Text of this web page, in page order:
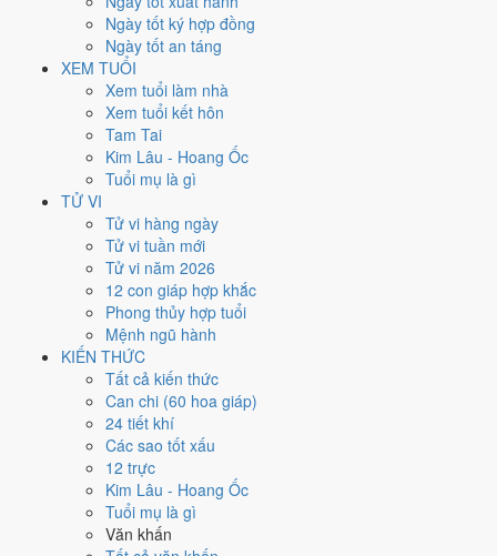
Ngày tốt ký hợp đồng
Ngày tốt an táng
XEM TUỔI
Xem tuổi làm nhà
Xem tuổi kết hôn
Tam Tai
Kim Lâu - Hoang Ốc
Tuổi mụ là gì
TỬ VI
Tử vi hàng ngày
Tử vi tuần mới
Tử vi năm 2026
12 con giáp hợp khắc
Phong thủy hợp tuổi
Mệnh ngũ hành
KIẾN THỨC
Tất cả kiến thức
Can chi (60 hoa giáp)
24 tiết khí
Các sao tốt xấu
12 trực
Kim Lâu - Hoang Ốc
Tuổi mụ là gì
Văn khấn
Tiết Xử Thử
Giáp Tý
Tân Dậu
Ngày Kỷ Mão có TrựcPhá(ngày phá hoại - đại hung, kỵ trăm sự)
nhưng gặp SaoMinh Đường hoàng đạo
3.0/10nên đây làNgày Đại Hung
trương, động thổ.
Mùi, Hợi, Tuấthợp ngày; tuổi
Ngày 29/8/1981 tốt hay xấu cho
việc gì?
Ngày 29/8/1981 đạt3.0/10
Chữa bệnh (tham khảo) (6/10) , thấp nhất là
. Trực Phá (ngày phá hoại - đại hung, kỵ trăm sự) nhưng gặp
Sao Minh Đường hoàng đạo nên điểm từng việc chênh nhau như bảng